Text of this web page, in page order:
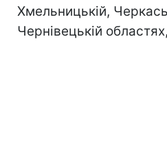
Хмельницькій,
Чернівецькій